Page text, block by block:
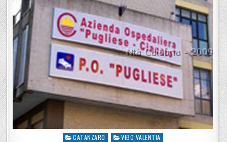
Posted in
CATANZARO VIBO VALENTIA